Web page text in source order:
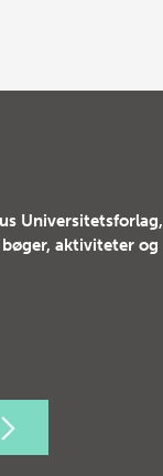
Universitetsforlag,
aktiviteter og